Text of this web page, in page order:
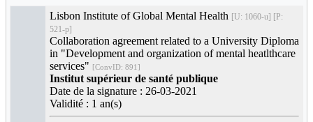
Lisbon Institute of Global Mental Health [U: 1060-u] [P:
521-p]
Collaboration agreement related to a University Diploma
in "Development and organization of mental heatlthcare
services" [ConvID: 891]
Institut supérieur de santé publique
Date de la signature : 26-03-2021
Validité : 1 an(s)